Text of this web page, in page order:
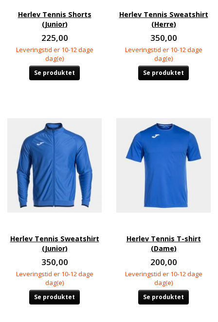
Herlev Tennis Shorts
(Junior)
225,00
Leveringstid er 10-12 dage
dag(e)
Se produktet
Herlev Tennis Sweatshirt
(Herre)
350,00
Leveringstid er 10-12 dage
dag(e)
Se produktet
Herlev Tennis Sweatshirt
(Junior)
350,00
Leveringstid er 10-12 dage
dag(e)
Se produktet
Herlev Tennis T-shirt
(Dame)
200,00
Leveringstid er 10-12 dage
dag(e)
Se produktet